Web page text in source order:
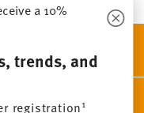
home
Privacy policy
a 10%
trends, and
registration1